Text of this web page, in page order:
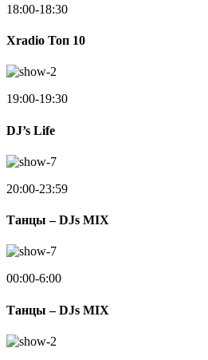
18:00-18:30
Xradio Топ 10
19:00-19:30
DJ’s Life
20:00-23:59
Танцы – DJs MIX
00:00-6:00
Танцы – DJs MIX